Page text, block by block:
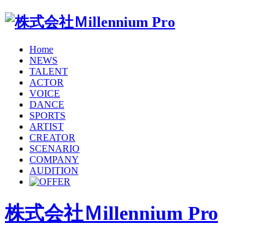
Home
NEWS
TALENT
ACTOR
VOICE
DANCE
SPORTS
ARTIST
CREATOR
SCENARIO
COMPANY
AUDITION
株式会社Ｍillennium Pro